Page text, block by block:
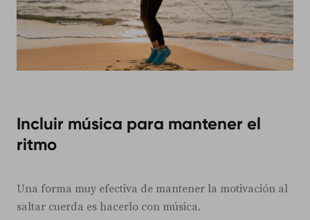
Incluir música para mantener el
ritmo
Una forma muy efectiva de mantener la motivación al
saltar cuerda es hacerlo con música.